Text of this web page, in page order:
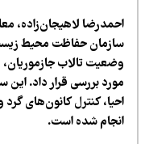
لاهیجان‌زاده،
حفاظت محیط زیست،
تالاب جازموریان،
بررسی قرار داد. این سفر
کنترل کانون‌های گرد و
شده است.